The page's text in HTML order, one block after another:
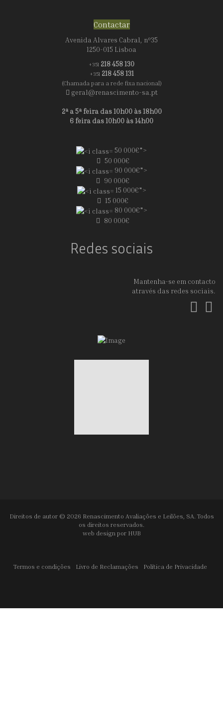
Contactar
Avenida Alvares Cabral, nº35
1250-015 Lisboa
+351 218 458 130
+351 218 458 131
(Chamada para a rede fixa nacional)
geral@renascimento-sa.pt
2ª a 5ª feira das 10h00 às 18h00
6 feira das 10h00 às 14h00
50 000€">
50 000€
90 000€">
90 000€
15 000€">
15 000€
80 000€">
80 000€
Redes sociais
Mantenha-se em contacto
através das redes sociais.
Direitos de autor © 2026 Renascimento Avaliações e Leilões, SA. Todos
os direitos reservados.
web design por HUB
Termos e condições Livro de Reclamações Política de Privacidade